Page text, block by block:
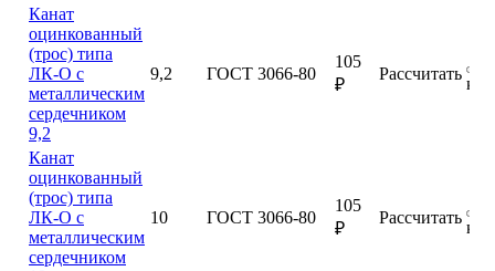
Канат
оцинкованный
(трос) типа
ЛК-О с
металлическим
сердечником
9,2
9,2 ГОСТ 3066-80
105
₽
Рассчитать
Канат
оцинкованный
(трос) типа
ЛК-О с
металлическим
сердечником
10 ГОСТ 3066-80
105
₽
Рассчитать